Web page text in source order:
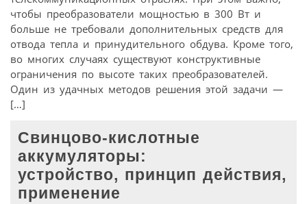
чтобы преобразователи мощностью в 300 Вт и
больше не требовали дополнительных средств для
отвода тепла и принудительного обдува. Кроме того,
во многих случаях существуют конструктивные
ограничения по высоте таких преобразователей.
Один из удачных методов решения этой задачи —
[…]
Свинцово-кислотные
аккумуляторы:
устройство, принцип действия,
применение